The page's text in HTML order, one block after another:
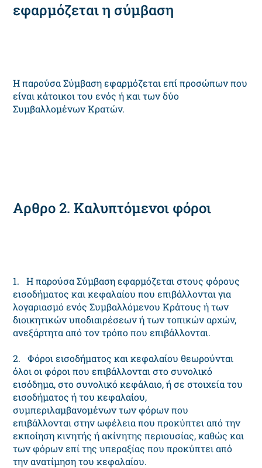
εφαρμόζεται η σύμβαση
Η παρούσα Σύμβαση εφαρμόζεται επί προσώπων που
είναι κάτοικοι του ενός ή και των δύο
Συμβαλλομένων Κρατών.
Αρθρο 2. Καλυπτόμενοι φόροι
1. Η παρούσα Σύμβαση εφαρμόζεται στους φόρους
εισοδήματος και κεφαλαίου που επιβάλλονται για
λογαριασμό ενός Συμβαλλόμενου Κράτους ή των
διοικητικών υποδιαιρέσεων ή των τοπικών αρχών,
ανεξάρτητα από τον τρόπο που επιβάλλονται.
2. Φόροι εισοδήματος και κεφαλαίου θεωρούνται
όλοι οι φόροι που επιβάλλονται στο συνολικό
εισόδημα, στο συνολικό κεφάλαιο, ή σε στοιχεία του
εισοδήματος ή του κεφαλαίου,
συμπεριλαμβανομένων των φόρων που
επιβάλλονται στην ωφέλεια που προκύπτει από την
εκποίηση κινητής ή ακίνητης περιουσίας, καθώς και
των φόρων επί της υπεραξίας που προκύπτει από
την ανατίμηση του κεφαλαίου.